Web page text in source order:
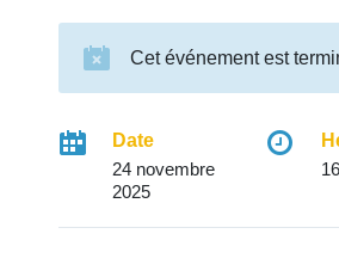
Cet événement est
Date
24 novembre
2025